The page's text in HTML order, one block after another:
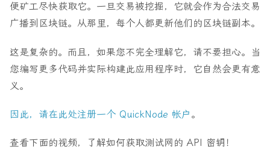
便矿工尽快获取它。一旦交易被挖掘，它就会作为合法交易
广播到区块链。从那里，每个人都更新他们的区块链副本。
这是复杂的。而且，如果您不完全理解它，请不要担心。当
您编写更多代码并实际构建此应用程序时，它自然会更有意
义。
因此，请在此处注册一个 QuickNode 帐户 。
查看下面的视频，了解如何获取测试网的 API 密钥！